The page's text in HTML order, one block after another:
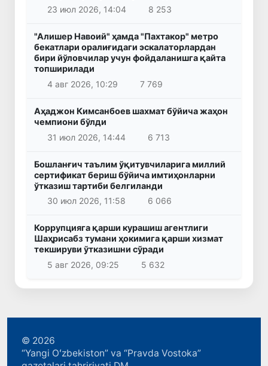
23 июл 2026, 14:04
8 253
"Алишер Навоий" ҳамда "Пахтакор" метро
бекатлари оралиғидаги эскалаторлардан
бири йўловчилар учун фойдаланишга қайта
топширилади
4 авг 2026, 10:29
7 769
Аҳаджон Кимсанбоев шахмат бўйича жаҳон
чемпиони бўлди
31 июл 2026, 14:44
6 713
Бошланғич таълим ўқитувчиларига миллий
сертификат бериш бўйича имтиҳонларни
ўтказиш тартиби белгиланди
30 июл 2026, 11:58
6 066
Коррупцияга қарши курашиш агентлиги
Шаҳрисабз тумани ҳокимига қарши хизмат
текшируви ўтказишни сўради
5 авг 2026, 09:25
5 632
© 2026
“Yangi Oʻzbekiston” va “Pravda Vostoka”